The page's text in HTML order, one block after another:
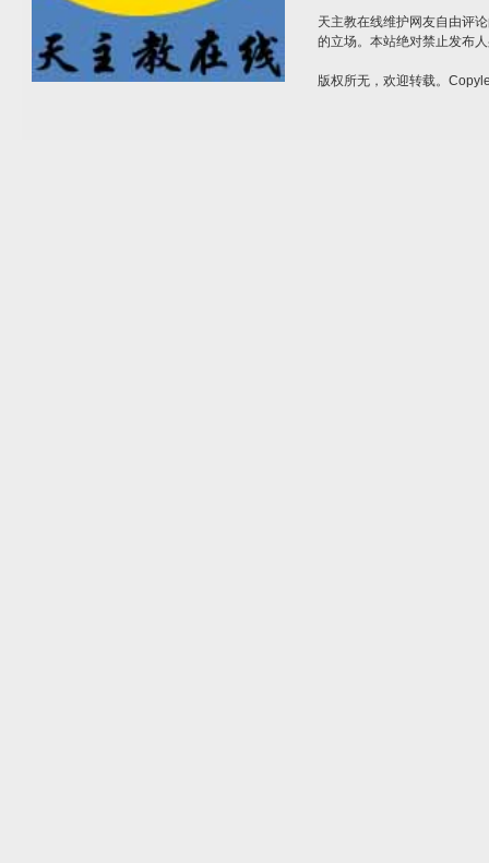
天主教在线维护网友自由评
的立场。本站绝对禁止发布
版权所无，欢迎转载。